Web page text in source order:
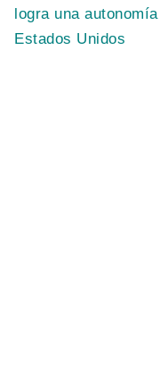
logra una
Estados Unidos